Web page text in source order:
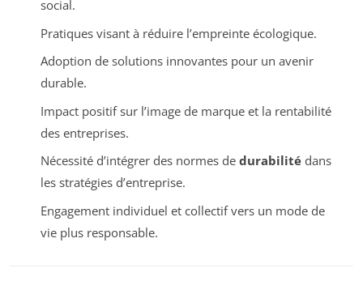
social.
Pratiques visant à réduire l’empreinte écologique.
Adoption de solutions innovantes pour un avenir
durable.
Impact positif sur l’image de marque et la rentabilité
des entreprises.
Nécessité d’intégrer des normes de durabilitédans
les stratégies d’entreprise.
Engagement individuel et collectif vers un mode de
vie plus responsable.